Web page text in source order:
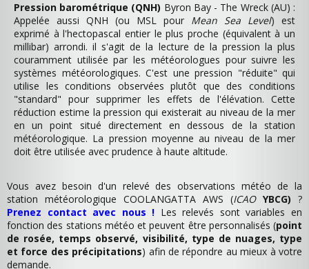
Pression barométrique (QNH) Byron Bay - The Wreck (AU) :
Appelée aussi QNH (ou MSL pour Mean Sea Level) est
exprimé à l'hectopascal entier le plus proche (équivalent à un
millibar) arrondi. il s'agit de la lecture de la pression la plus
couramment utilisée par les météorologues pour suivre les
systèmes météorologiques. C'est une pression "réduite" qui
utilise les conditions observées plutôt que des conditions
"standard" pour supprimer les effets de l'élévation. Cette
réduction estime la pression qui existerait au niveau de la mer
en un point situé directement en dessous de la station
météorologique. La pression moyenne au niveau de la mer
doit être utilisée avec prudence à haute altitude.
Vous avez besoin d'un relevé des observations météo de la
station météorologique COOLANGATTA AWS (ICAO YBCG) ?
Prenez contact avec nous ! Les relevés sont variables en
fonction des stations météo et peuvent être personnalisés (point
de rosée, temps observé, visibilité, type de nuages, type
et force des précipitations) afin de répondre au mieux à votre
demande.